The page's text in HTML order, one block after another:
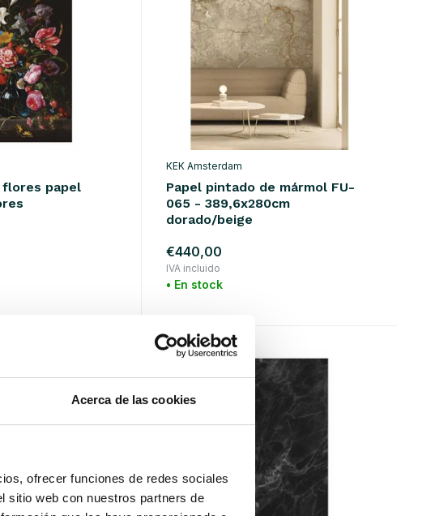
Acerca de las cookies
ofrecer funciones de redes sociales
sitio web con nuestros partners de
flores papel
KEK Amsterdam
Papel pintado de mármol FU-
065 - 389,6x280cm
dorado/beige
€440,00
IVA incluido
• En stock